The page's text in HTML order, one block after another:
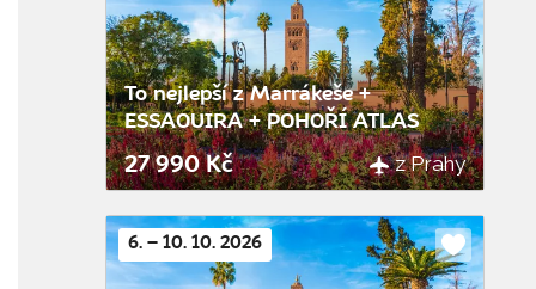
oblíbených
To nejlepší z Marrákeše +
ESSAOUIRA + POHOŘÍ ATLAS
27 990 Kč z Prahy
6. – 10. 10. 2026
Do